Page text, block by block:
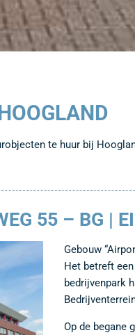
te huur bij
55 – BG |
Gebouw
Het betreft
bedrijvenpark
Op de begane